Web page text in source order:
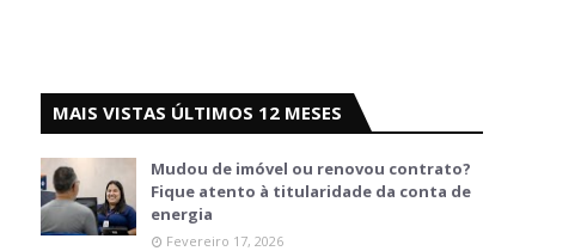
MAIS VISTAS ÚLTIMOS 12 MESES
Mudou de imóvel ou renovou contrato?
Fique atento à titularidade da conta de
energia
Fevereiro 17, 2026